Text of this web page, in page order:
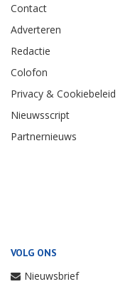
Contact
Adverteren
Redactie
Colofon
Privacy & Cookiebeleid
Nieuwsscript
Partnernieuws
VOLG ONS
Nieuwsbrief